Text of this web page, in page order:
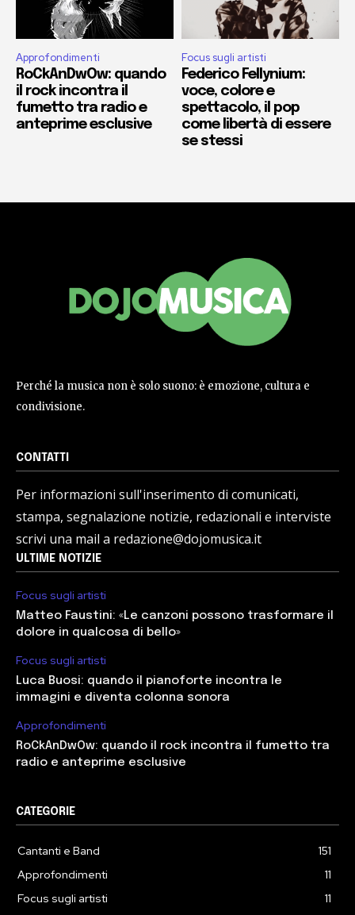
Approfondimenti
RoCkAnDwOw: quando
il rock incontra il
fumetto tra radio e
anteprime esclusive
Focus sugli artisti
Federico Fellynium:
voce, colore e
spettacolo, il pop
come libertà di essere
se stessi
Perché la musica non è solo suono: è emozione, cultura e
condivisione.
CONTATTI
Per informazioni sull'inserimento di comunicati,
stampa, segnalazione notizie, redazionali e interviste
scrivi una mail a redazione@dojomusica.it
ULTIME NOTIZIE
Focus sugli artisti
Matteo Faustini: «Le canzoni possono trasformare il
dolore in qualcosa di bello»
Focus sugli artisti
Luca Buosi: quando il pianoforte incontra le
immagini e diventa colonna sonora
Approfondimenti
RoCkAnDwOw: quando il rock incontra il fumetto tra
radio e anteprime esclusive
CATEGORIE
Cantanti e Band
151
Approfondimenti
11
Focus sugli artisti
11